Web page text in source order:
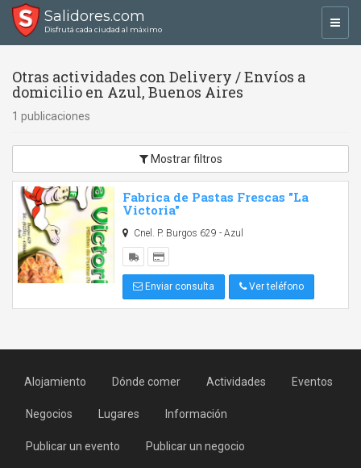
Salidores.com
Disfrutá cada ciudad al máximo
Otras actividades con Delivery / Envíos a
domicilio en Azul, Buenos Aires
1 publicaciones
Mostrar filtros
Fabrica de Pastas Frescas "La
Victoria"
Cnel. P. Burgos 629 - Azul
Enviar consulta Ver teléfono
Alojamiento Dónde comer Actividades Eventos
Negocios Lugares Información
Publicar un evento Publicar un negocio